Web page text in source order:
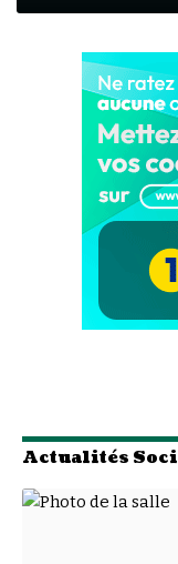
Actualités